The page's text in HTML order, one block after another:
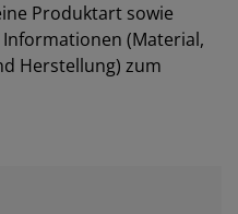
Produktart sowie
(Material,
Herstellung) zum